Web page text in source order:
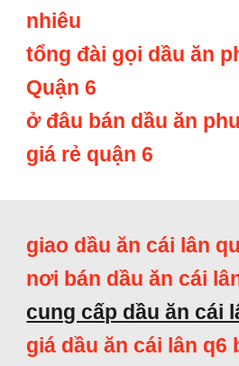
nhiêu
tổng đài gọi dầu ăn
Quận 6
ở đâu bán dầu ăn
giá rẻ quận 6
giao dầu ăn cái lân
nơi bán dầu ăn cái
cung cấp dầu ăn cái
giá dầu ăn cái lân q6